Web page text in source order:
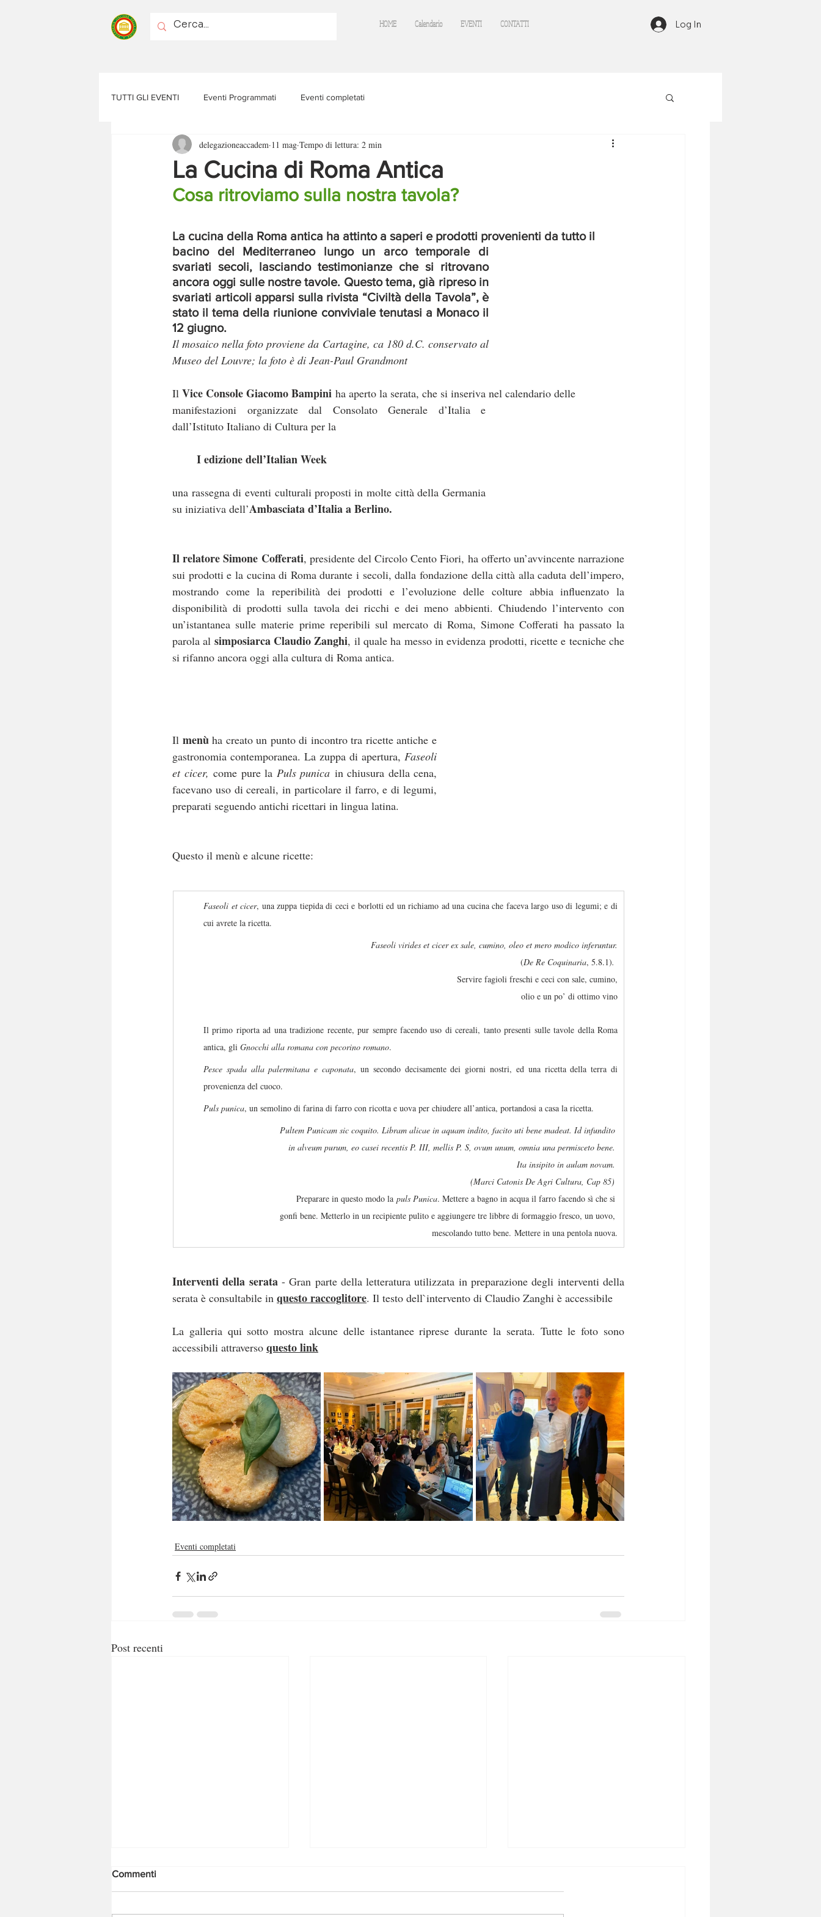
HOME Calendario EVENTI CONTATTI Log In
TUTTI GLI EVENTI Eventi Programmati Eventi completati
La Cucina di Roma Antica
delegazioneaccadem 11 mag Tempo di lettura: 2 min
Cosa ritroviamo sulla nostra tavola?
La cucina della Roma antica ha attinto a saperi e prodotti provenienti da tutto il
bacino del Mediterraneo lungo un arco temporale di
svariati secoli, lasciando testimonianze che si ritrovano
ancora oggi sulle nostre tavole. Questo tema, già ripreso in
svariati articoli apparsi sulla rivista “Civiltà della Tavola”, è
stato il tema della riunione conviviale tenutasi a Monaco il
12 giugno.
Il mosaico nella foto proviene da Cartagine, ca 180 d.C. conservato al
Museo del Louvre; la foto è di Jean-Paul Grandmont
Il Vice Console Giacomo Bampini ha aperto la serata, che si inseriva nel calendario delle
manifestazioni organizzate dal Consolato Generale d’Italia e
dall’Istituto Italiano di Cultura per la
	I edizione dell’Italian Week
una rassegna di eventi culturali proposti in molte città della Germania
su iniziativa dell’Ambasciata d’Italia a Berlino.
Il relatore Simone Cofferati, presidente del Circolo Cento Fiori, ha offerto un’avvincente narrazione
sui prodotti e la cucina di Roma durante i secoli, dalla fondazione della città alla caduta dell’impero,
mostrando come la reperibilità dei prodotti e l’evoluzione delle colture abbia influenzato la
disponibilità di prodotti sulla tavola dei ricchi e dei meno abbienti. Chiudendo l’intervento con
un’istantanea sulle materie prime reperibili sul mercato di Roma, Simone Cofferati ha passato la
parola al simposiarca Claudio Zanghi, il quale ha messo in evidenza prodotti, ricette e tecniche che
si rifanno ancora oggi alla cultura di Roma antica.
Il menù ha creato un punto di incontro tra ricette antiche e
gastronomia contemporanea. La zuppa di apertura, Faseoli
et cicer, come pure la Puls punica in chiusura della cena,
facevano uso di cereali, in particolare il farro, e di legumi,
preparati seguendo antichi ricettari in lingua latina.
Questo il menù e alcune ricette:
Faseoli et cicer, una zuppa tiepida di ceci e borlotti ed un richiamo ad una cucina che faceva largo uso di legumi; e di
cui avrete la ricetta.
Faseoli virides et cicer ex sale, cumino, oleo et mero modico inferuntur.
(De Re Coquinaria, 5.8.1).
    Servire fagioli freschi e ceci con sale, cumino,
olio e un po’ di ottimo vino
Il primo riporta ad una tradizione recente, pur sempre facendo uso di cereali, tanto presenti sulle tavole della Roma
antica, gli Gnocchi alla romana con pecorino romano.
Pesce spada alla palermitana e caponata, un secondo decisamente dei giorni nostri, ed una ricetta della terra di
provenienza del cuoco.
Puls punica, un semolino di farina di farro con ricotta e uova per chiudere all’antica, portandosi a casa la ricetta.
Pultem Punicam sic coquito. Libram alicae in aquam indito, facito uti bene madeat. Id infundito
in alveum purum, eo casei recentis P. III, mellis P. S, ovum unum, omnia una permisceto bene.
Ita insipito in aulam novam.
(Marci Catonis De Agri Cultura, Cap 85)
Preparare in questo modo la puls Punica. Mettere a bagno in acqua il farro facendo sì che si
gonfi bene. Metterlo in un recipiente pulito e aggiungere tre libbre di formaggio fresco, un uovo,
mescolando tutto bene. Mettere in una pentola nuova.
Interventi della serata - Gran parte della letteratura utilizzata in preparazione degli interventi della
serata è consultabile in questo raccoglitore. Il testo dell`intervento di Claudio Zanghi è accessibile
La galleria qui sotto mostra alcune delle istantanee riprese durante la serata. Tutte le foto sono
accessibili attraverso questo link
Eventi completati
Post recenti
Commenti